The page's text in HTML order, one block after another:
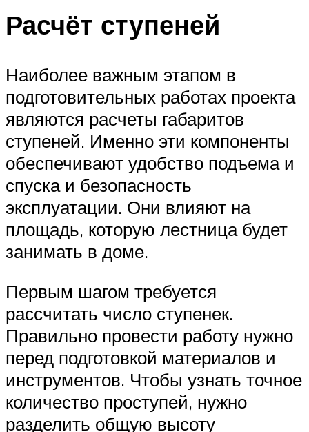
Расчёт ступеней
Наиболее важным этапом в
подготовительных работах проекта
являются расчеты габаритов
ступеней. Именно эти компоненты
обеспечивают удобство подъема и
спуска и безопасность
эксплуатации. Они влияют на
площадь, которую лестница будет
занимать в доме.
Первым шагом требуется
рассчитать число ступенек.
Правильно провести работу нужно
перед подготовкой материалов и
инструментов. Чтобы узнать точное
количество проступей, нужно
разделить общую высоту